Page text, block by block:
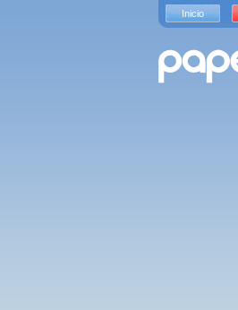
Inicio